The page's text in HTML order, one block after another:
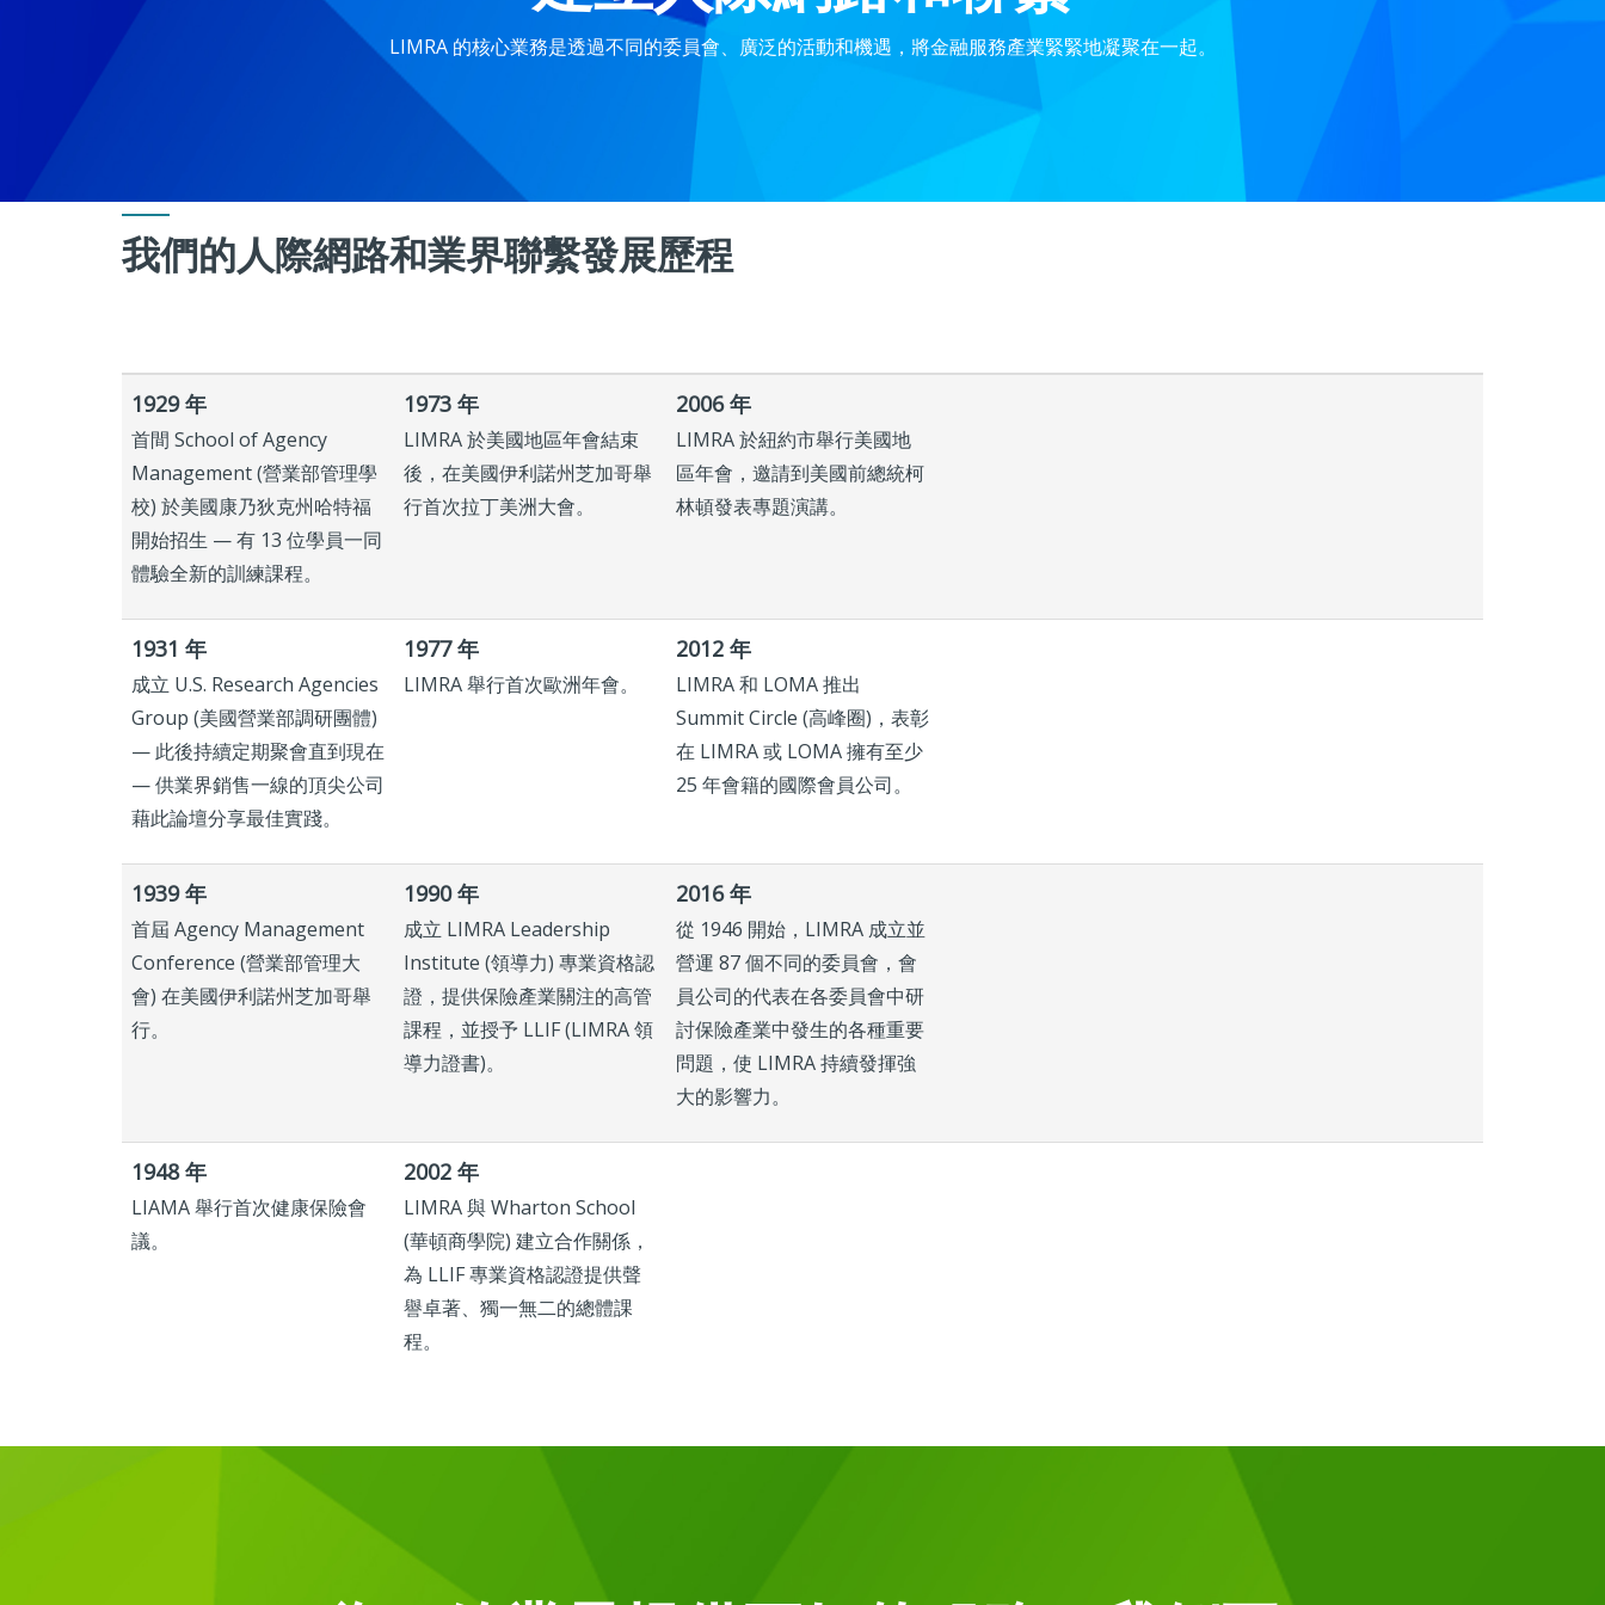
LIMRA 的核心業務是透過不同的委員會、廣泛的活動和機遇，將金融服務產業緊緊地凝聚在一起。
我們的人際網路和業界聯繫發展歷程
1929 年
首間 School of Agency
Management (營業部管理學
校) 於美國康乃狄克州哈特福
開始招生 — 有 13 位學員一同
體驗全新的訓練課程。
1973 年
LIMRA 於美國地區年會結束
後，在美國伊利諾州芝加哥舉
行首次拉丁美洲大會。
2006 年
LIMRA 於紐約市舉行美國地
區年會，邀請到美國前總統柯
林頓發表專題演講。
1931 年
成立 U.S. Research Agencies
Group (美國營業部調研團體)
— 此後持續定期聚會直到現在
— 供業界銷售一線的頂尖公司
藉此論壇分享最佳實踐。
1977 年
LIMRA 舉行首次歐洲年會。
2012 年
LIMRA 和 LOMA 推出
Summit Circle (高峰圈)，表彰
在 LIMRA 或 LOMA 擁有至少
25 年會籍的國際會員公司。
1939 年
首屆 Agency Management
Conference (營業部管理大
會) 在美國伊利諾州芝加哥舉
行。
1990 年
成立 LIMRA Leadership
Institute (領導力) 專業資格認
證，提供保險產業關注的高管
課程，並授予 LLIF (LIMRA 領
導力證書)。
2016 年
從 1946 開始，LIMRA 成立並
營運 87 個不同的委員會，會
員公司的代表在各委員會中研
討保險產業中發生的各種重要
問題，使 LIMRA 持續發揮強
大的影響力。
1948 年
LIAMA 舉行首次健康保險會
議。
2002 年
LIMRA 與 Wharton School
(華頓商學院) 建立合作關係，
為 LLIF 專業資格認證提供聲
譽卓著、獨一無二的總體課
程。